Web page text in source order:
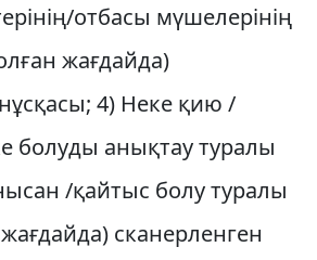
отбасы мүшелерінің
жағдайда)
4) Неке қию /
болуды анықтау туралы
/қайтыс болу туралы
сканерленген